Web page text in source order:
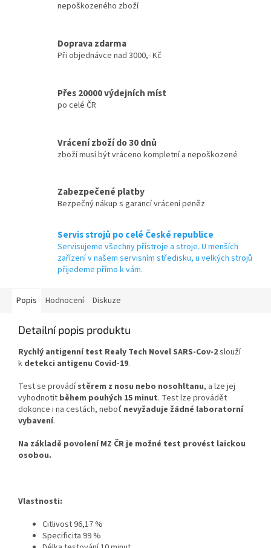
nepoškozeného zboží
Doprava zdarma
Při objednávce nad 3000,- Kč
Přes 20000 výdejních míst
po celé ČR
Vrácení zboží do 30 dnů
zboží musí být vráceno kompletní a nepoškozené
Zabezpečené platby
Bezpečný nákup s garancí vrácení peněz
Servis strojů po celé České republice
Servisujeme všechny přístroje a stroje. U menších
zařízení v našem servisním středisku, u velkých strojů
přijedeme přímo k vám.
Popis Hodnocení Diskuze
Detailní popis produktu
Rychlý antigenní test Realy Tech Novel SARS-Cov-2slouží
k detekci antigenu Covid-19.
Test se provádístěrem z nosu nebo nosohltanu, a lze jej
vyhodnotit během pouhých 15 minut. Test lze provádět
dokonce i na cestách, neboť nevyžaduje žádné laboratorní
vybavení.
Na základě povolení MZ ČR je možné test provést laickou
osobou.
Vlastnosti:
Citlivost 96,17 %
Specificita 99 %